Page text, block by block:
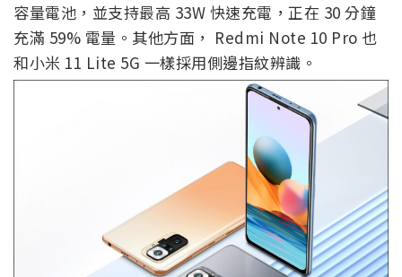
容量電池，並支持最高 33W 快速充電，正在 30 分鐘
充滿 59% 電量。其他方面， Redmi Note 10 Pro 也
和小米 11 Lite 5G 一樣採用側邊指紋辨識。